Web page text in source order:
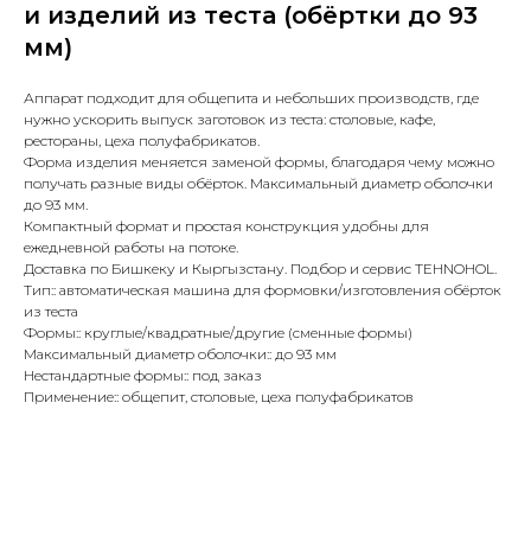
и изделий из теста (обёртки до 93
мм)
Аппарат подходит для общепита и небольших производств, где
нужно ускорить выпуск заготовок из теста: столовые, кафе,
рестораны, цеха полуфабрикатов.
Форма изделия меняется заменой формы, благодаря чему можно
получать разные виды обёрток. Максимальный диаметр оболочки
до 93 мм.
Компактный формат и простая конструкция удобны для
ежедневной работы на потоке.
Доставка по Бишкеку и Кыргызстану. Подбор и сервис TEHNOHOL.
Тип:: автоматическая машина для формовки/изготовления обёрток
из теста
Формы:: круглые/квадратные/другие (сменные формы)
Максимальный диаметр оболочки:: до 93 мм
Нестандартные формы:: под заказ
Применение:: общепит, столовые, цеха полуфабрикатов